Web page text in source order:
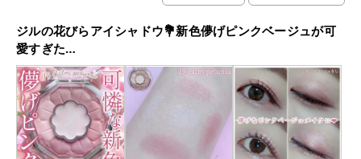
ジルの花びらアイシャドウ💐新色儚げピンクベージュが可
愛すぎた…